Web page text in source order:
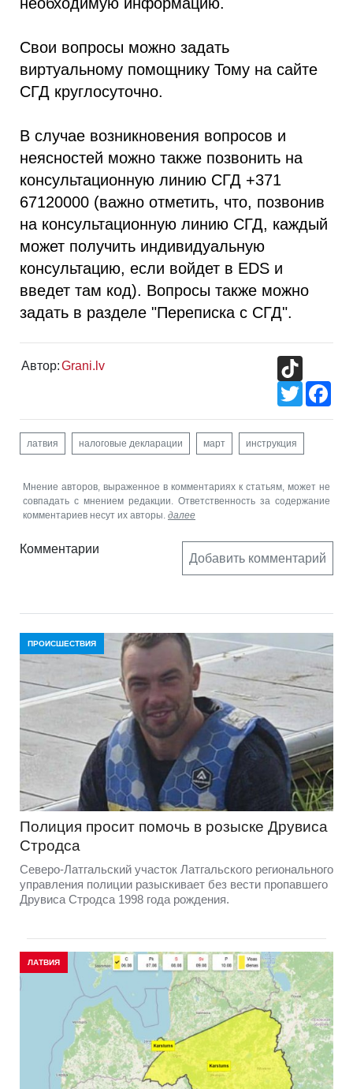
Свои вопросы можно задать
виртуальному помощнику Тому на сайте
СГД круглосуточно.
В случае возникновения вопросов и
неясностей можно также позвонить на
консультационную линию СГД +371
67120000 (важно отметить, что, позвонив
на консультационную линию СГД, каждый
может получить индивидуальную
консультацию, если войдет в EDS и
введет там код). Вопросы также можно
задать в разделе "Переписка с СГД".
Автор:Grani.lv
Twitter
латвия налоговые декларации март инструкция
Мнение авторов, выраженное в комментариях к статьям, может не
совпадать с мнением редакции. Ответственность за содержание
комментариев несут их авторы. далее
Комментарии
Добавить комментарий
ПРОИСШЕСТВИЯ
Полиция просит помочь в розыске Друвиса
Стродса
Северо-Латгальский участок Латгальского регионального
управления полиции разыскивает без вести пропавшего
Друвиса Стродса 1998 года рождения.
ЛАТВИЯ